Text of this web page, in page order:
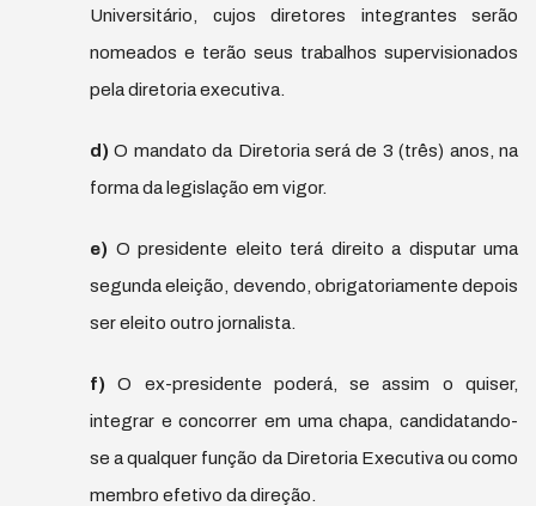
Universitário, cujos diretores integrantes serão
nomeados e terão seus trabalhos supervisionados
pela diretoria executiva.
d) O mandato da Diretoria será de 3 (três) anos, na
forma da legislação em vigor.
e) O presidente eleito terá direito a disputar uma
segunda eleição, devendo, obrigatoriamente depois
ser eleito outro jornalista.
f) O ex-presidente poderá, se assim o quiser,
integrar e concorrer em uma chapa, candidatando-
se a qualquer função da Diretoria Executiva ou como
membro efetivo da direção.